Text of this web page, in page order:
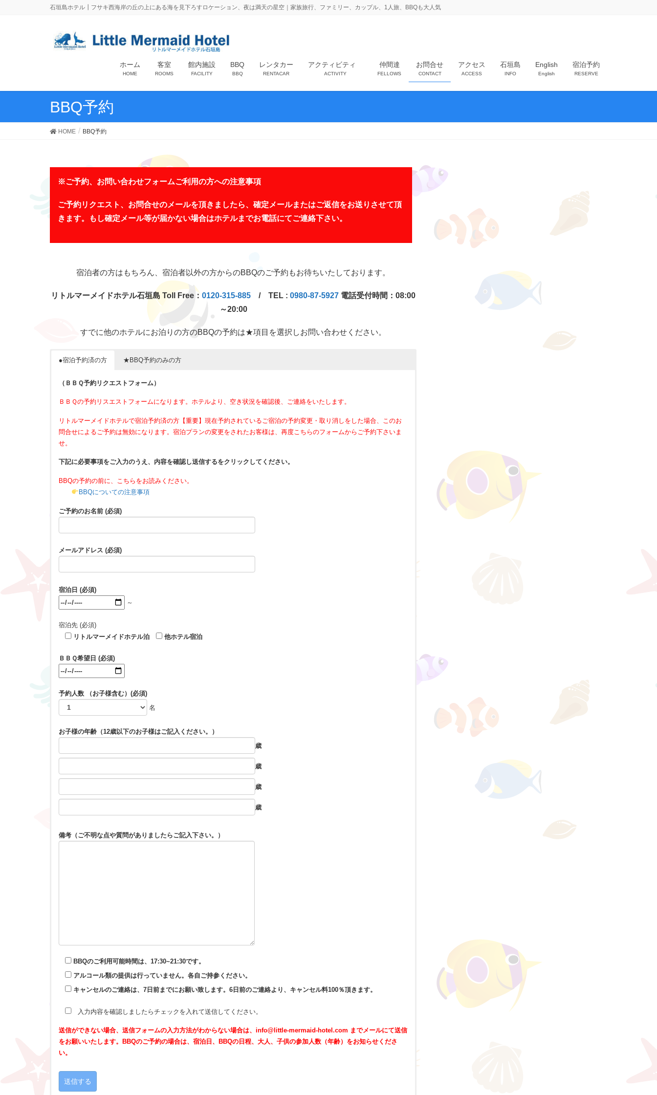
石垣島ホテル┃フサキ西海岸の丘の上にある海を見下ろすロケーション、夜は満天の星空｜家族旅行、ファミリー、カップル、1人旅、BBQも大人気
ホーム
HOME
客室
ROOMS
館内施設
FACILITY
BBQ
BBQ
レンタカー
RENTACAR
アクティビティ
ACTIVITY
仲間達
FELLOWS
お問合せ
CONTACT
アクセス
ACCESS
石垣島
INFO
English
English
宿泊予約
RESERVE
BBQ予約
HOME BBQ予約
※ご予約、お問い合わせフォームご利用の方への注意事項
ご予約リクエスト、お問合せのメールを頂きましたら、確定メールまたはご返信をお送りさせて頂
きます。もし確定メール等が届かない場合はホテルまでお電話にてご連絡下さい。
宿泊者の方はもちろん、宿泊者以外の方からのBBQのご予約もお待ちいたしております。
リトルマーメイドホテル石垣島 Toll Free： 0120-315-885 / TEL : 0980-87-5927 電話受付時間：08:00
～20:00
すでに他のホテルにお泊りの方のBBQの予約は★項目を選択しお問い合わせください。
●宿泊予約済の方 ★BBQ予約のみの方
（ＢＢＱ予約リクエストフォーム）
ＢＢＱの予約リスエストフォームになります。ホテルより、空き状況を確認後、ご連絡をいたします。
リトルマーメイドホテルで宿泊予約済の方【重要】現在予約されているご宿泊の予約変更・取り消しをした場合、このお
問合せによるご予約は無効になります。宿泊プランの変更をされたお客様は、再度こちらのフォームからご予約下さいま
せ。
下記に必要事項をご入力のうえ、内容を確認し送信するをクリックしてください。
BBQの予約の前に、こちらをお読みください。
BBQについての注意事項
ご予約のお名前 (必須)
メールアドレス (必須)
宿泊日 (必須)
～
宿泊先 (必須)
リトルマーメイドホテル泊
他ホテル宿泊
ＢＢＱ希望日 (必須)
予約人数 （お子様含む）(必須)
名
お子様の年齢（12歳以下のお子様はご記入ください。）
歳
歳
歳
歳
備考（ご不明な点や質問がありましたらご記入下さい。）
BBQのご利用可能時間は、17:30~21:30です。
アルコール類の提供は行っていません。各自ご持参ください。
キャンセルのご連絡は、7日前までにお願い致します。6日前のご連絡より、キャンセル料100％頂きます。
入力内容を確認しましたらチェックを入れて送信してください。
送信ができない場合、送信フォームの入力方法がわからない場合は、info@little-mermaid-hotel.com までメールにて送信
をお願いいたします。BBQのご予約の場合は、宿泊日、BBQの日程、大人、子供の参加人数（年齢）をお知らせくださ
い。